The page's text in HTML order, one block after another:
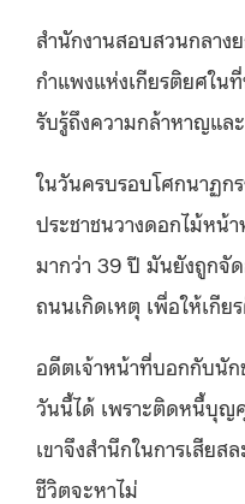
สำนักงานสอบสวนกลาง
กำแพงแห่งเกียรติยศใน
รับรู้ถึงความกล้าหาญแล
ในวันครบรอบโศกนาฏ
ประชาชนวางดอกไม้หน้
มากว่า 39 ปี มันยังถูกจั
ถนนเกิดเหตุ เพื่อให้เกีย
อดีตเจ้าหน้าที่บอกกับนั
วันนี้ได้ เพราะติดหนี้บุญ
เขาจึงสำนึกในการเสียส
ชีวิตจะหาไม่